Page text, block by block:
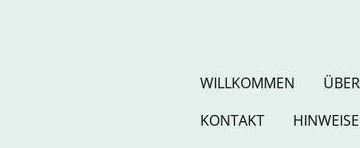
WILLKOMMEN
KONTAKT
HINWEISE